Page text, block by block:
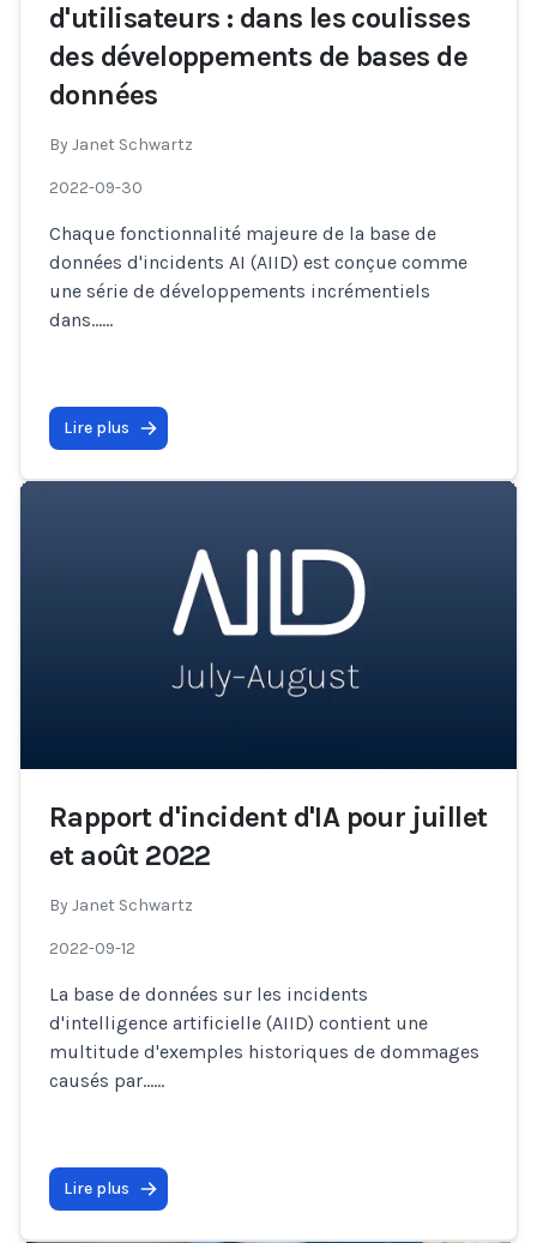
d'utilisateurs : dans les coulisses
des développements de bases de
données
ByJanet Schwartz
2022-09-30
Chaque fonctionnalité majeure de la base de
données d'incidents AI (AIID) est conçue comme
une série de développements incrémentiels
dans…...
Lire plus
Rapport d'incident d'IA pour juillet
et août 2022
ByJanet Schwartz
2022-09-12
La base de données sur les incidents
d'intelligence artificielle (AIID) contient une
multitude d'exemples historiques de dommages
causés par…...
Lire plus